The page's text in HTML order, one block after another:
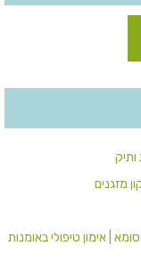
מזגנים
| אימון טיפולי באומנות